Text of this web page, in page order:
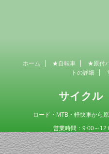
ホーム ★自転車 ★原付
トの詳細
サイク
ロード・MTB・軽快車から
営業時間：9:00～
定 休 日
Copyright© サイクル ラビット ,